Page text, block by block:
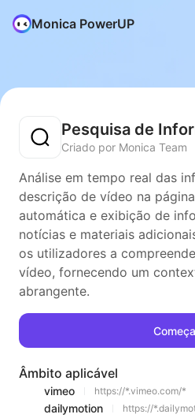
Monica PowerUP
Criado por Monica Team
Análise em tempo real das
descrição de vídeo na
automática e exibição de
notícias e materiais
os utilizadores a
vídeo, fornecendo um
abrangente.
Âmbito aplicável
vimeo https://*.vimeo.com/*
dailymotion https://